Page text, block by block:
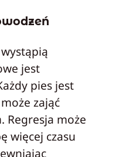
jest
pies jest
zająć
Regresja może
więcej czasu